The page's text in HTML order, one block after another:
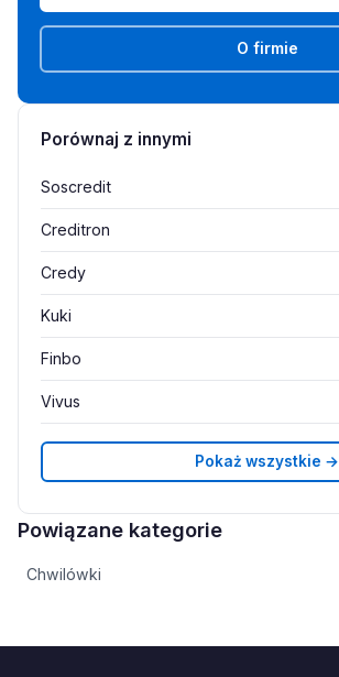
O firmie
Porównaj z innymi
Soscredit
Creditron
Credy
Kuki
Finbo
Vivus
Pokaż wszystkie →
Powiązane kategorie
Chwilówki